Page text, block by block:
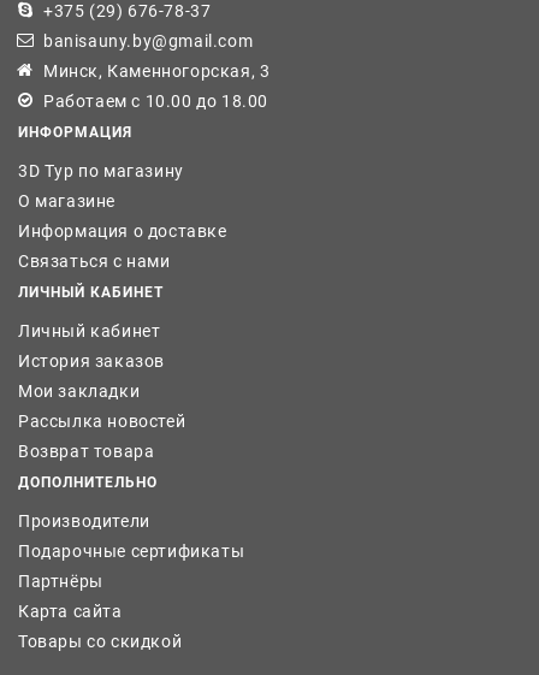
+375 (29) 676-78-37
banisauny.by@gmail.com
Минск, Каменногорская, 3
Работаем с 10.00 до 18.00
ИНФОРМАЦИЯ
3D Тур по магазину
О магазине
Информация о доставке
Связаться с нами
ЛИЧНЫЙ КАБИНЕТ
Личный кабинет
История заказов
Мои закладки
Рассылка новостей
Возврат товара
ДОПОЛНИТЕЛЬНО
Производители
Подарочные сертификаты
Партнёры
Карта сайта
Товары со скидкой